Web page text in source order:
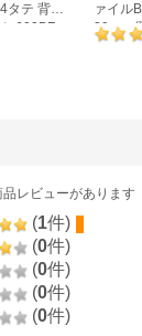
タテ 背幅
602BF-
ァイル
29mm
品レビューがあります
(1件)
(0件)
(0件)
(0件)
(0件)